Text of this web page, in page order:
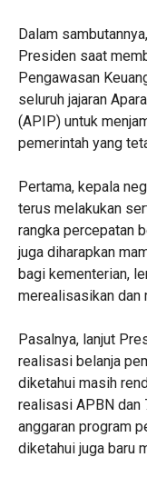
Dalam
Presiden saat
Pengawasan
seluruh jajaran
(APIP) untuk
pemerintah yang
Pertama, kepala
terus melakukan
rangka percepatan
juga diharapkan
bagi kementerian,
merealisasikan dan
Pasalnya, lanjut
realisasi belanja
diketahui masih
realisasi APBN dan
anggaran program
diketahui juga baru